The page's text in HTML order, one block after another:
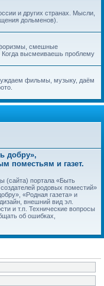
и других странах. Мысли,
дольменов).
смешные
Когда высмеиваешь проблему
фильмы, музыку, даём
добру»,
поместьям и газет.
(сайта) портала «Быть
родовых поместий»
«Родная газета» и
внешний вид эл.
и т.п. Технические вопросы
об ошибках,